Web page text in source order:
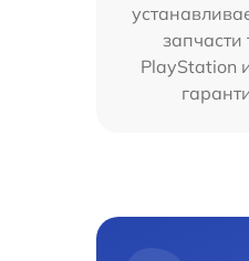
запчасти
PlayStation